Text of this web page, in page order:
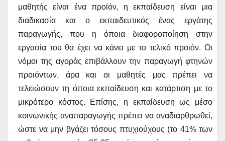
μαθητής είναι ένα προϊόν, η εκπαίδευση είναι μια
διαδικασία και ο εκπαιδευτικός ένας εργάτης
παραγωγής, που η όποια διαφοροποίηση στην
εργασία του θα έχει να κάνει με το τελικό προιόν. Οι
νόμοι της αγοράς επιβάλλουν την παραγωγή φτηνών
προιόντων, άρα και οι μαθητές μας πρέπει να
τελειώσουν τη όποια εκπαίδευση και κατάρτιση με το
μικρότερο κόστος. Επίσης, η εκπαίδευση ως μέσο
κοινωνικής αναπαραγωγής πρέπει να αναδιαρθρωθεί,
ώστε να μην βγάζει τόσους πτυχιούχους (το 41% των